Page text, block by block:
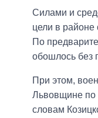
Силами и
цели в
По
обошлось без
При этом,
Львовщине по
словам